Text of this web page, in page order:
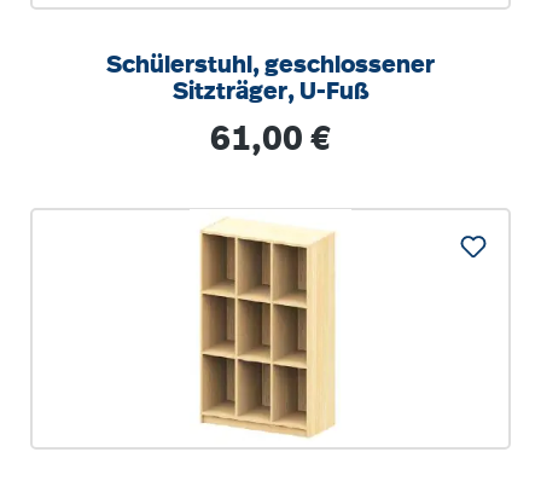
Schülerstuhl, geschlossener
Sitzträger, U-Fuß
Regulärer Preis:
61,00 €